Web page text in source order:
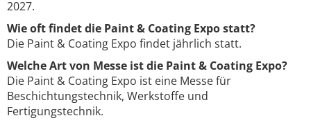
2027.
Wie oft findet die Paint & Coating Expo statt?
Die Paint & Coating Expo findet jährlich statt.
Welche Art von Messe ist die Paint & Coating Expo?
Die Paint & Coating Expo ist eine Messe für
Beschichtungstechnik, Werkstoffe und
Fertigungstechnik.